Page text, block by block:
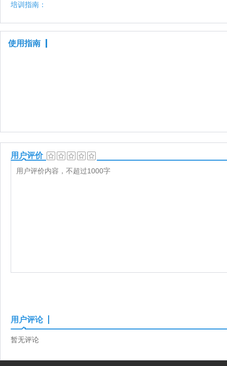
培训指南：
使用指南
用户评价
用户评论
暂无评论